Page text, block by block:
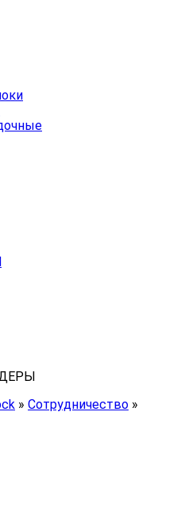
» Сотрудничество »